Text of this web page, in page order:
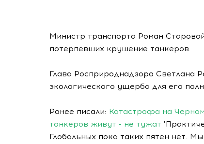
Министр транспорта Роман
потерпевших крушение танкеров.
Глава Росприроднадзора Светлана
экологического ущерба для его
Ранее писали: Катастрофа на
танкеров живут - не тужат
Глобальных пока таких пятен нет.